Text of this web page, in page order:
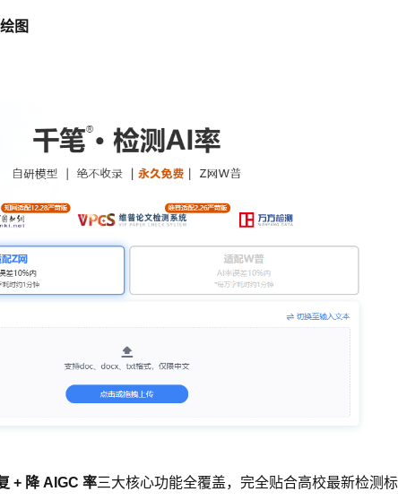
图
+ 降 AIGC 率三大核心功能全覆盖，完全贴合高校最新检测